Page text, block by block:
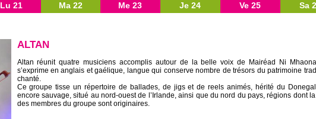
Lu 21 Ma 22 Me 23 Je 24 Ve 25 Sa
ALTAN
Altan réunit quatre musiciens accomplis autour de la belle voix de Mairéad Ni
s’exprime en anglais et gaélique, langue qui conserve nombre de trésors du patrimoine
chanté.
Ce groupe tisse un répertoire de ballades, de jigs et de reels animés, hérité du
encore sauvage, situé au nord-ouest de l’Irlande, ainsi que du nord du pays, régions dont
des membres du groupe sont originaires.